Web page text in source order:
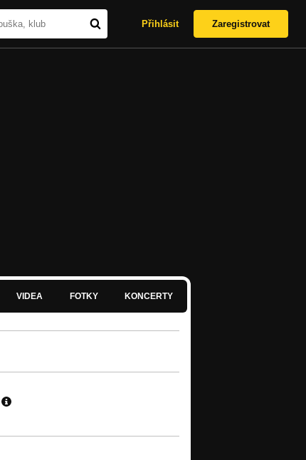
Přihlásit Zaregistrovat
VIDEA FOTKY KONCERTY